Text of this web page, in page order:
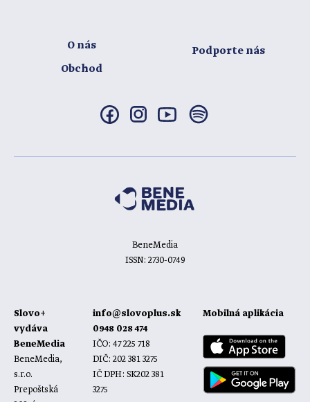
O nás
Obchod
Podporte nás
BeneMedia
ISSN: 2730-0749
Slovo+
vydáva
BeneMedia
BeneMedia,
s.r.o.
Prepoštská
info@slovoplus.sk
0948 028 474
IČO: 47 225 718
DIČ: 202 381 3275
IČ DPH: SK202 381
3275
Mobilná aplikácia